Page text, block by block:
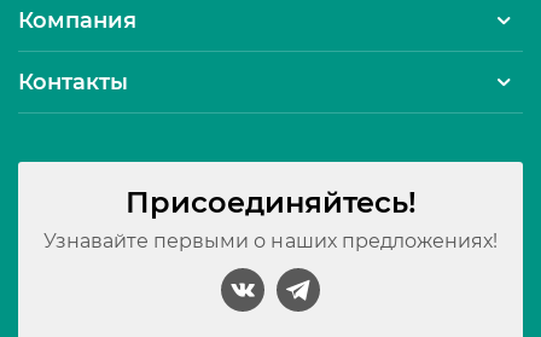
Компания
Контакты
Присоединяйтесь!
Узнавайте первыми о наших предложениях!